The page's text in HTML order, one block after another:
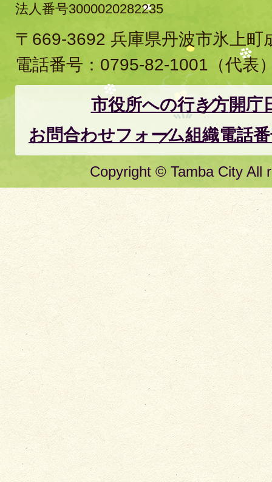
法人番号3000020282235
〒669-3692 兵庫県丹波市氷上町
電話番号： 0795-82-1001 （代表
市役所への行き方開庁
お問合わせフォーム組織電話
Copyright © Tamba City All